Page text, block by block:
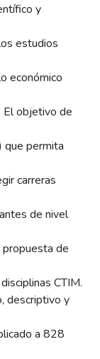
y
estudios
económico
El objetivo de
que permita
carreras
de nivel
propuesta de
CTIM.
descriptivo y
a 828